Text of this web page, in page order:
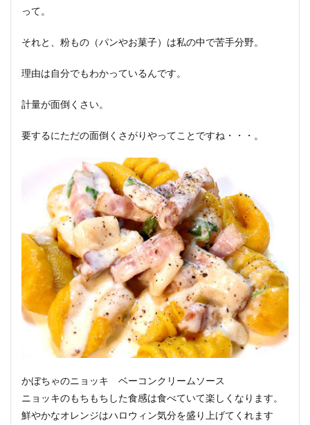
って。
それと、粉もの（パンやお菓子）は私の中で苦手分野。
理由は自分でもわかっているんです。
計量が面倒くさい。
要するにただの面倒くさがりやってことですね・・・。
かぼちゃのニョッキ ベーコンクリームソース
ニョッキのもちもちした食感は食べていて楽しくなります。
鮮やかなオレンジはハロウィン気分を盛り上げてくれます